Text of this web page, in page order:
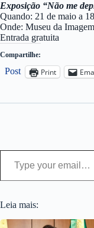
Exposição “Não me
Quando: 21 de maio a
Onde: Museu da
Entrada gratuita
Compartilhe:
Post Print
Type your email…
Leia mais: